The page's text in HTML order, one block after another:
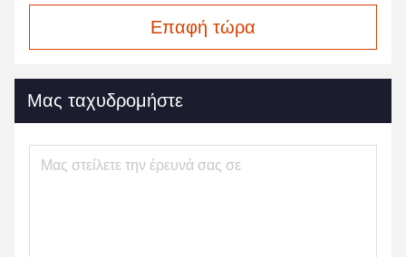
Επαφή τώρα
Μας ταχυδρομήστε